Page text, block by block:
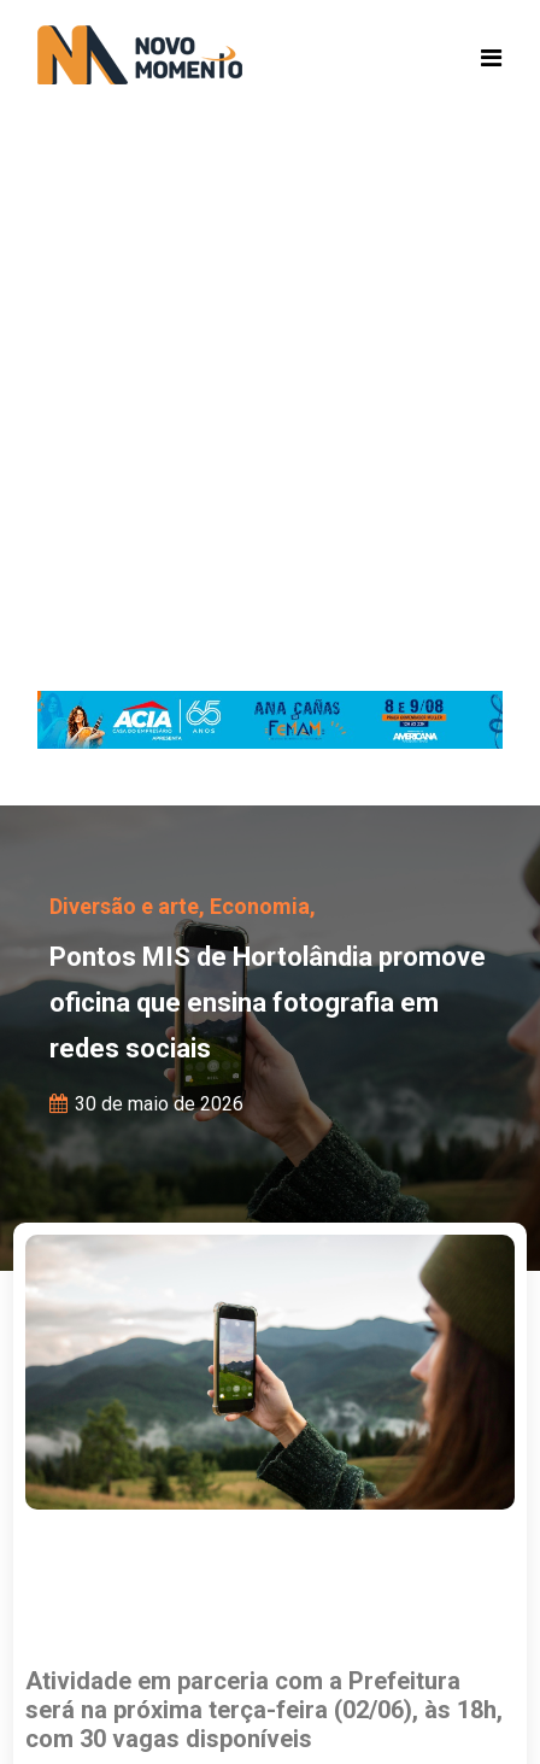
Pontos MIS de
Diversão e arte, Economia,
Pontos MIS de Hortolândia promove
oficina que ensina fotografia em
redes sociais
30 de maio de 2026
Atividade em parceria com a Prefeitura
será na próxima terça-feira (02/06), às 18h,
com 30 vagas disponíveis